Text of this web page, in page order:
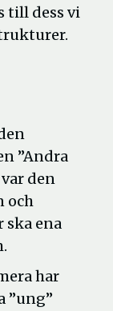
till dess vi
”Andra
den
och
ska ena
har
”ung”